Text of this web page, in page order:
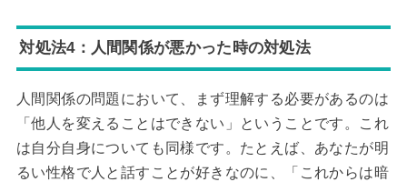
対処法4：人間関係が悪かった時の対処法
人間関係の問題において、まず理解する必要があるのは
「他人を変えることはできない」ということです。これ
は自分自身についても同様です。たとえば、あなたが明
るい性格で人と話すことが好きなのに、「これからは暗